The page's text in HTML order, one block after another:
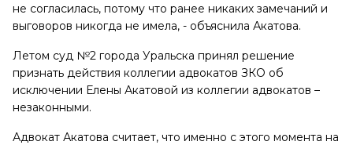
не согласилась, потому что ранее никаких замечаний и
выговоров никогда не имела, - объяснила Акатова.
Летом суд №2 города Уральска принял решение
признать действия коллегии адвокатов ЗКО об
исключении Елены Акатовой из коллегии адвокатов –
незаконными.
Адвокат Акатова считает, что именно с этого момента на